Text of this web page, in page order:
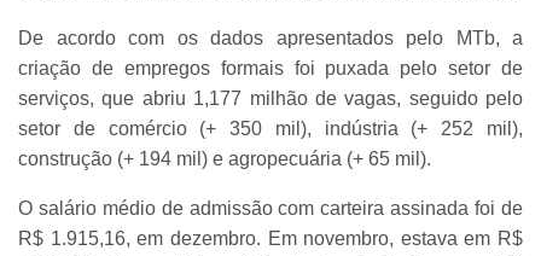
De acordo com os dados apresentados pelo MTb, a
criação de empregos formais foi puxada pelo setor de
serviços, que abriu 1,177 milhão de vagas, seguido pelo
setor de comércio (+ 350 mil), indústria (+ 252 mil),
construção (+ 194 mil) e agropecuária (+ 65 mil).
O salário médio de admissão com carteira assinada foi de
R$ 1.915,16, em dezembro. Em novembro, estava em R$